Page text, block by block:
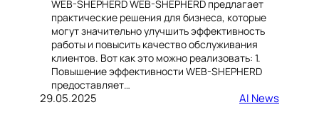
WEB-SHEPHERD WEB-SHEPHERD предлагает
практические решения для бизнеса, которые
могут значительно улучшить эффективность
работы и повысить качество обслуживания
клиентов. Вот как это можно реализовать: 1.
Повышение эффективности WEB-SHEPHERD
предоставляет…
29.05.2025 AI News